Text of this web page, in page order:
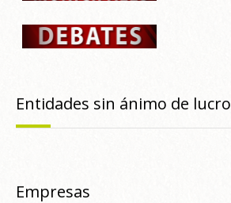
Entidades sin ánimo de lucro
Empresas